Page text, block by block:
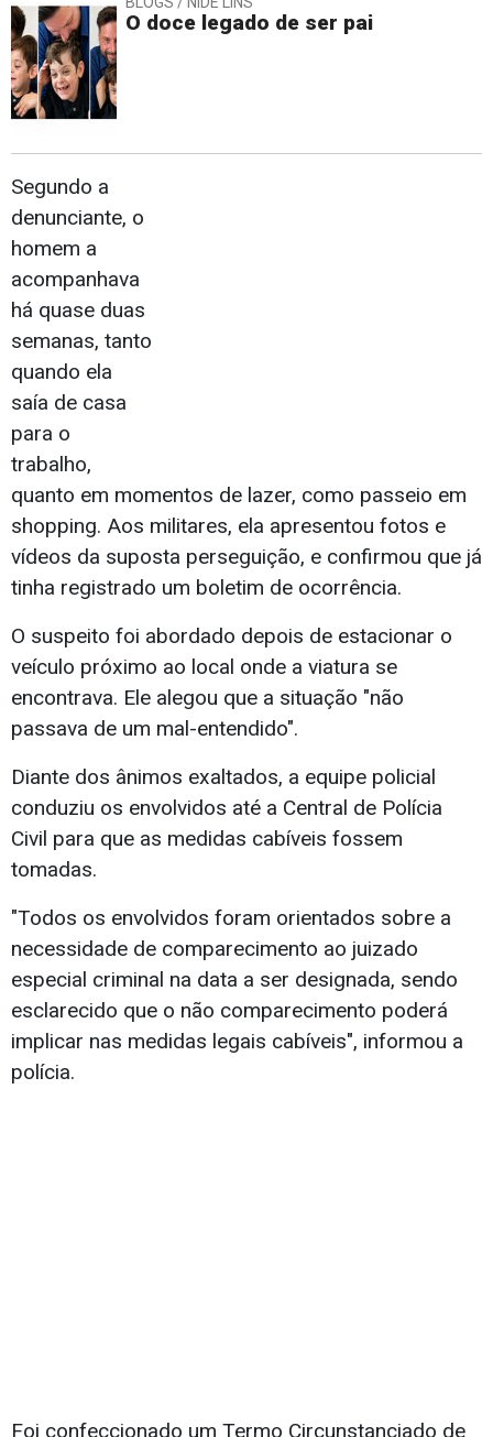
O doce legado de ser pai
Segundo a
denunciante, o
homem a
acompanhava
há quase duas
semanas, tanto
quando ela
saía de casa
para o
trabalho,
quanto em momentos de lazer, como passeio em
shopping. Aos militares, ela apresentou fotos e
vídeos da suposta perseguição, e confirmou que já
tinha registrado um boletim de ocorrência.
O suspeito foi abordado depois de estacionar o
veículo próximo ao local onde a viatura se
encontrava. Ele alegou que a situação "não
passava de um mal-entendido".
Diante dos ânimos exaltados, a equipe policial
conduziu os envolvidos até a Central de Polícia
Civil para que as medidas cabíveis fossem
tomadas.
"Todos os envolvidos foram orientados sobre a
necessidade de comparecimento ao juizado
especial criminal na data a ser designada, sendo
esclarecido que o não comparecimento poderá
implicar nas medidas legais cabíveis", informou a
polícia.
Foi confeccionado um Termo Circunstanciado de